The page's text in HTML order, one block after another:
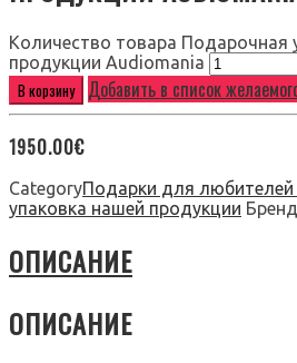
Количество товара Подарочная
продукции Audiomania
В корзину Добавить в список
1950.00€
CategoryПодарки для
упаковка нашей продукции
ОПИСАНИЕ
ОПИСАНИЕ